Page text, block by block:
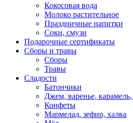
Кокосовая вода
Молоко растительное
Праздничные напитки
Соки, смузи
Подарочные сертификаты
Сборы и травы
Сборы
Травы
Сладости
Батончики
Джем, варенье,
Конфеты
Мармелад, зефир, халва